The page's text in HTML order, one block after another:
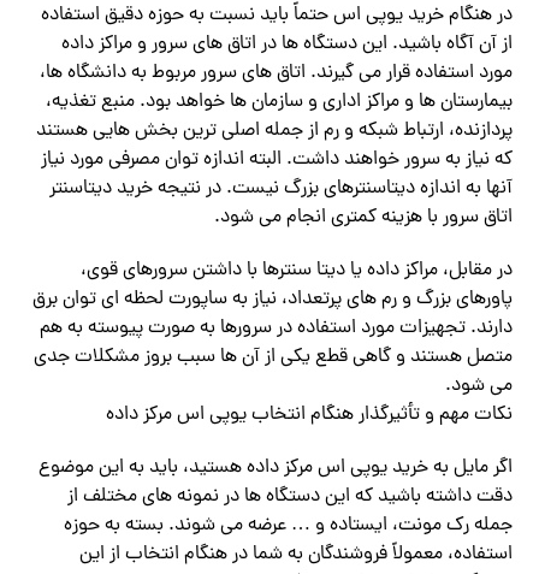
در هنگام خرید یوپی اس حتماً باید نسبت به حوزه دقیق استفاده
از آن آگاه باشید. این دستگاه ها در اتاق های سرور و مراکز داده
مورد استفاده قرار می گیرند. اتاق های سرور مربوط به دانشگاه ها،
بیمارستان ها و مراکز اداری و سازمان ها خواهد بود. منبع تغذیه،
پردازنده، ارتباط شبکه و رم از جمله اصلی ترین بخش هایی هستند
که نیاز به سرور خواهند داشت. البته اندازه توان مصرفی مورد نیاز
آنها به اندازه دیتاسنترهای بزرگ نیست. در نتیجه خرید دیتاسنتر
اتاق سرور با هزینه کمتری انجام می شود.
در مقابل، مراکز داده یا دیتا سنترها با داشتن سرورهای قوی،
پاورهای بزرگ و رم های پرتعداد، نیاز به ساپورت لحظه ای توان برق
دارند. تجهیزات مورد استفاده در سرورها به صورت پیوسته به هم
متصل هستند و گاهی قطع یکی از آن ها سبب بروز مشکلات جدی
می شود.
نکات مهم و تأثیرگذار هنگام انتخاب یوپی اس مرکز داده
اگر مایل به خرید یوپی اس مرکز داده هستید، باید به این موضوع
دقت داشته باشید که این دستگاه ها در نمونه های مختلف از
جمله رک مونت، ایستاده و … عرضه می شوند. بسته به حوزه
استفاده، معمولاً فروشندگان به شما در هنگام انتخاب از این